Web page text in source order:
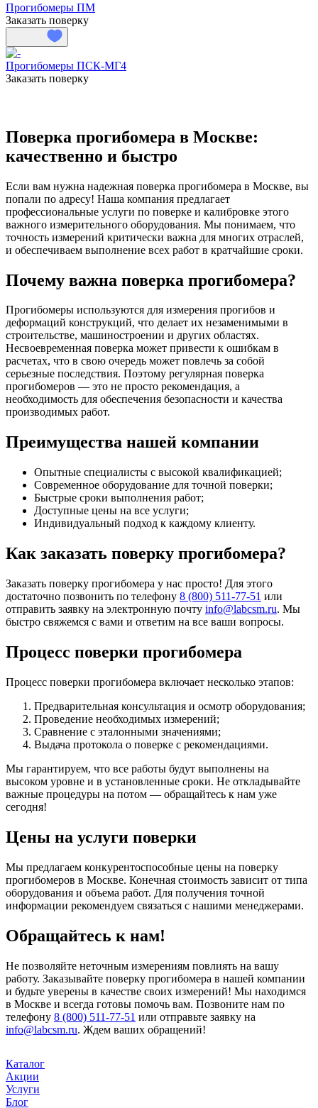
Прогибомеры ПМ
Заказать поверку
Прогибомеры ПСК-МГ4
Заказать поверку
Поверка прогибомера в Москве:
качественно и быстро
Если вам нужна надежная поверка прогибомера в Москве, вы
попали по адресу! Наша компания предлагает
профессиональные услуги по поверке и калибровке этого
важного измерительного оборудования. Мы понимаем, что
точность измерений критически важна для многих отраслей,
и обеспечиваем выполнение всех работ в кратчайшие сроки.
Почему важна поверка прогибомера?
Прогибомеры используются для измерения прогибов и
деформаций конструкций, что делает их незаменимыми в
строительстве, машиностроении и других областях.
Несвоевременная поверка может привести к ошибкам в
расчетах, что в свою очередь может повлечь за собой
серьезные последствия. Поэтому регулярная поверка
прогибомеров — это не просто рекомендация, а
необходимость для обеспечения безопасности и качества
производимых работ.
Преимущества нашей компании
Опытные специалисты с высокой квалификацией;
Современное оборудование для точной поверки;
Быстрые сроки выполнения работ;
Доступные цены на все услуги;
Индивидуальный подход к каждому клиенту.
Как заказать поверку прогибомера?
Заказать поверку прогибомера у нас просто! Для этого
достаточно позвонить по телефону 8 (800) 511-77-51 или
отправить заявку на электронную почту info@labcsm.ru. Мы
быстро свяжемся с вами и ответим на все ваши вопросы.
Процесс поверки прогибомера
Процесс поверки прогибомера включает несколько этапов:
Предварительная консультация и осмотр оборудования;
Проведение необходимых измерений;
Сравнение с эталонными значениями;
Выдача протокола о поверке с рекомендациями.
Мы гарантируем, что все работы будут выполнены на
высоком уровне и в установленные сроки. Не откладывайте
важные процедуры на потом — обращайтесь к нам уже
сегодня!
Цены на услуги поверки
Мы предлагаем конкурентоспособные цены на поверку
прогибомеров в Москве. Конечная стоимость зависит от типа
оборудования и объема работ. Для получения точной
информации рекомендуем связаться с нашими менеджерами.
Обращайтесь к нам!
Не позволяйте неточным измерениям повлиять на вашу
работу. Заказывайте поверку прогибомера в нашей компании
и будьте уверены в качестве своих измерений! Мы находимся
в Москве и всегда готовы помочь вам. Позвоните нам по
телефону 8 (800) 511-77-51 или отправьте заявку на
info@labcsm.ru. Ждем ваших обращений!
Каталог
Акции
Услуги
Блог